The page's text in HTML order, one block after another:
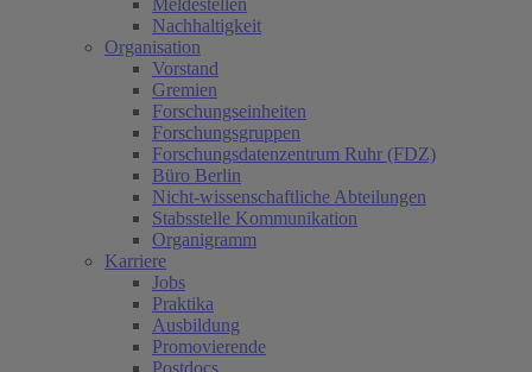
Meldestellen
Nachhaltigkeit
Organisation
Vorstand
Gremien
Forschungseinheiten
Forschungsgruppen
Forschungsdatenzentrum Ruhr (FDZ)
Büro Berlin
Nicht-wissenschaftliche Abteilungen
Stabsstelle Kommunikation
Organigramm
Karriere
Jobs
Praktika
Ausbildung
Promovierende
Postdocs